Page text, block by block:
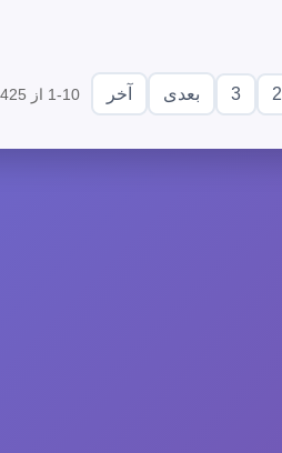
2
3 بعدی آخر 1-10 از 3425